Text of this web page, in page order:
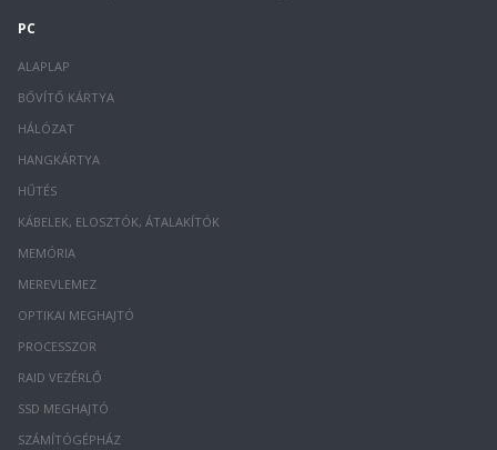
PC
ALAPLAP
BŐVÍTŐ KÁRTYA
HÁLÓZAT
HANGKÁRTYA
HŰTÉS
KÁBELEK, ELOSZTÓK, ÁTALAKÍTÓK
MEMÓRIA
MEREVLEMEZ
OPTIKAI MEGHAJTÓ
PROCESSZOR
RAID VEZÉRLŐ
SSD MEGHAJTÓ
SZÁMÍTÓGÉPHÁZ